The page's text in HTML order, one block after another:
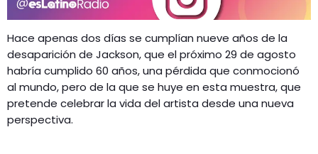
Hace apenas dos días se cumplían nueve años de la
desaparición de Jackson, que el próximo 29 de agosto
habría cumplido 60 años, una pérdida que conmocionó
al mundo, pero de la que se huye en esta muestra, que
pretende celebrar la vida del artista desde una nueva
perspectiva.